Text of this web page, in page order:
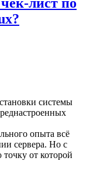
системы
опыта всё
сервера. Но с
точку от которой